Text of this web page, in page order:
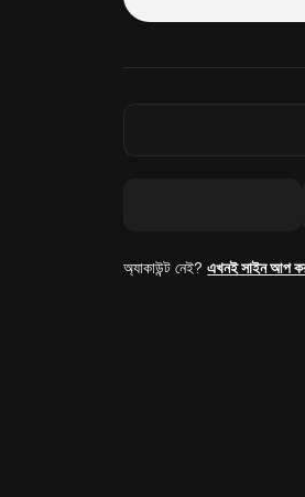
অ্যাকাউন্ট নেই?এখনই সাইন আপ